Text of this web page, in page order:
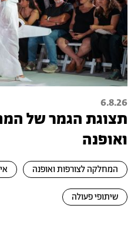
6.8.26
תצוגת הגמר של
ואופנה
המחלקה לצורפות ואופנה
שיתופי פעולה